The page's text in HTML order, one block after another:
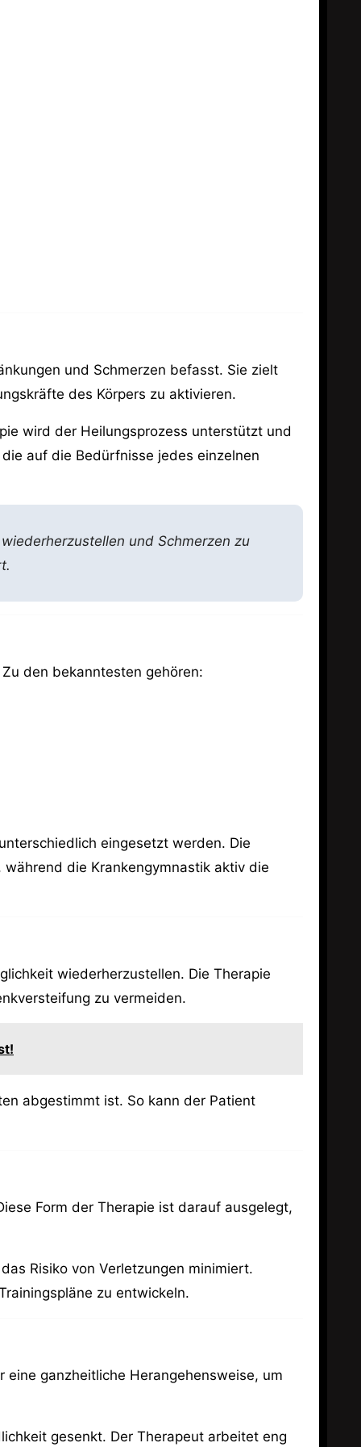
und Schmerzen befasst. Sie zielt
des Körpers zu aktivieren.
wird der Heilungsprozess unterstützt und
auf die Bedürfnisse jedes einzelnen
und Schmerzen zu
den bekanntesten gehören:
eingesetzt werden. Die
die Krankengymnastik aktiv die
wiederherzustellen. Die Therapie
zu vermeiden.
abgestimmt ist. So kann der Patient
Form der Therapie ist darauf ausgelegt,
Risiko von Verletzungen minimiert.
zu entwickeln.
ganzheitliche Herangehensweise, um
gesenkt. Der Therapeut arbeitet eng